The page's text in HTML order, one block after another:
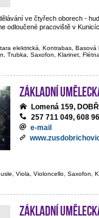
ve čtyřech oborech -
odloučené pracoviště v
elektrická, Kontrabas, Basová
Trubka, Saxofon, Klarinet,
Základní
Lomená 159,
257 711 049, 608
e-mail
Viola, Violoncello, Saxofon,
Základní